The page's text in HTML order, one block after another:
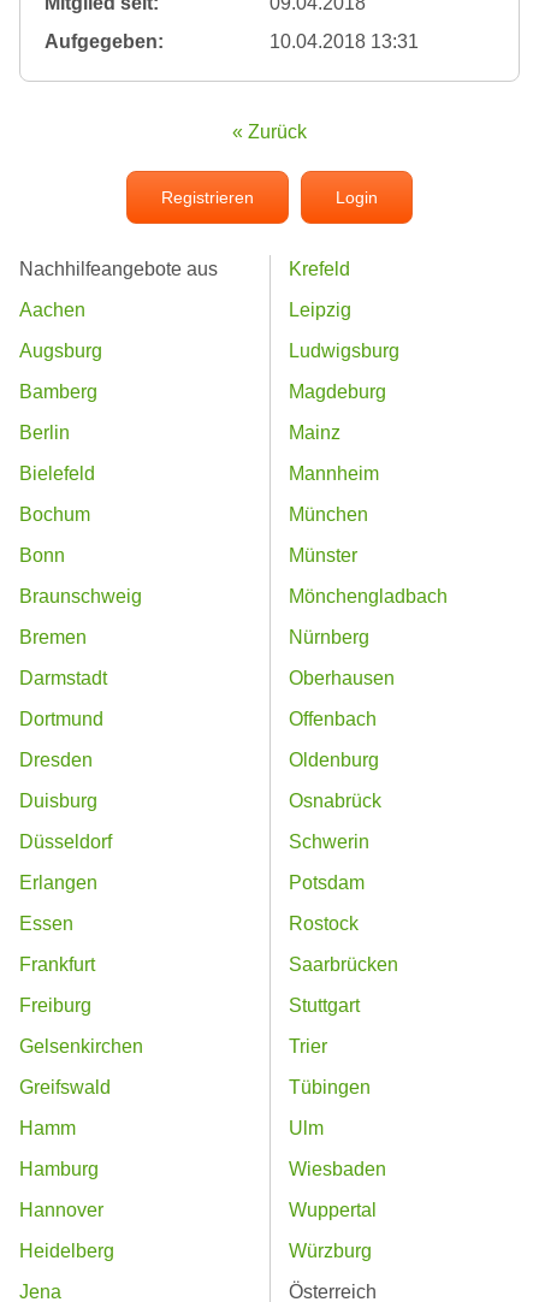
Aufgegeben:
10.04.2018 13:31
« Zurück
Registrieren Login
Nachhilfeangebote aus
Aachen
Augsburg
Bamberg
Berlin
Bielefeld
Bochum
Bonn
Braunschweig
Bremen
Darmstadt
Dortmund
Dresden
Duisburg
Düsseldorf
Erlangen
Essen
Frankfurt
Freiburg
Gelsenkirchen
Greifswald
Hamm
Hamburg
Hannover
Heidelberg
Jena
Krefeld
Leipzig
Ludwigsburg
Magdeburg
Mainz
Mannheim
München
Münster
Mönchengladbach
Nürnberg
Oberhausen
Offenbach
Oldenburg
Osnabrück
Schwerin
Potsdam
Rostock
Saarbrücken
Stuttgart
Trier
Tübingen
Ulm
Wiesbaden
Wuppertal
Würzburg
Österreich